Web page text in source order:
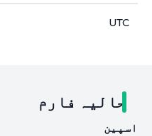
UTC
حالیہ فارم
اسپین